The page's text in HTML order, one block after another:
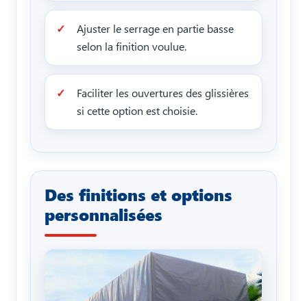
Ajuster le serrage en partie basse
selon la finition voulue.
Faciliter les ouvertures des glissières
si cette option est choisie.
Des finitions et options
personnalisées